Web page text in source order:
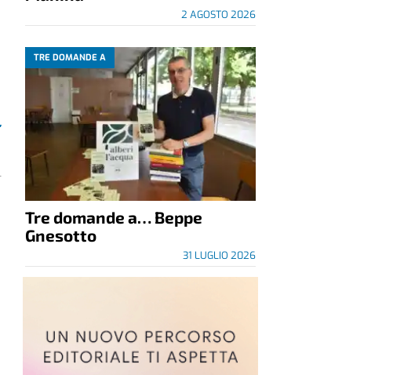
2 AGOSTO 2026
TRE DOMANDE A
Tre domande a… Beppe
Gnesotto
31 LUGLIO 2026